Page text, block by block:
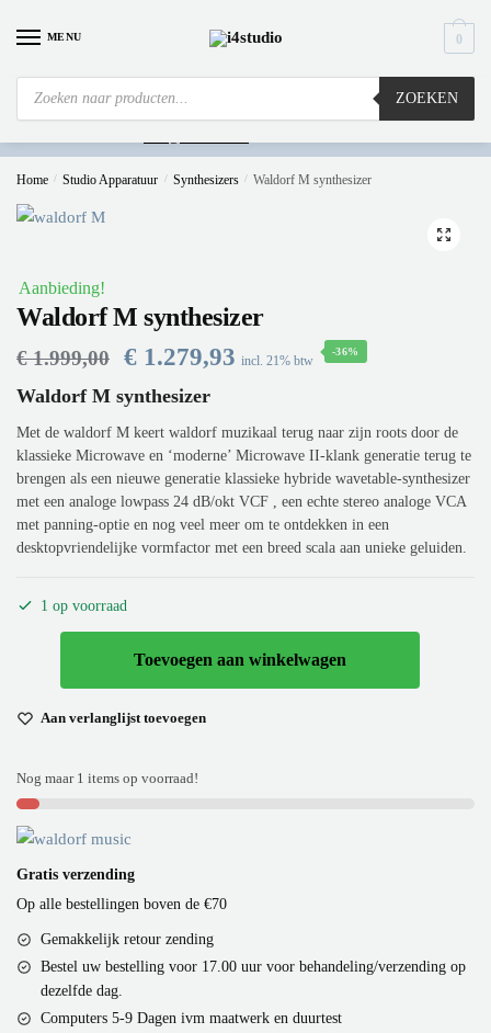
MENU
ZOEKEN
0
Home / Studio Apparatuur / Synthesizers / Waldorf M synthesizer
🔍
Aanbieding!
Waldorf M synthesizer
€1.999,00 € 1.279,93 incl. 21% btw
-36%
Waldorf M synthesizer
Met de waldorf M keert waldorf muzikaal terug naar zijn roots door de
klassieke Microwave en ‘moderne’ Microwave II-klank generatie terug te
brengen als een nieuwe generatie klassieke hybride wavetable-synthesizer
met een analoge lowpass 24 dB/okt VCF , een echte stereo analoge VCA
met panning-optie en nog veel meer om te ontdekken in een
desktopvriendelijke vormfactor met een breed scala aan unieke geluiden.
1 op voorraad
Toevoegen aan winkelwagen
Aan verlanglijst toevoegen
Nog maar 1 items op voorraad!
Gratis verzending
Op alle bestellingen boven de €70
Gemakkelijk retour zending
Bestel uw bestelling voor 17.00 uur voor behandeling/verzending op
dezelfde dag.
Computers 5-9 Dagen ivm maatwerk en duurtest